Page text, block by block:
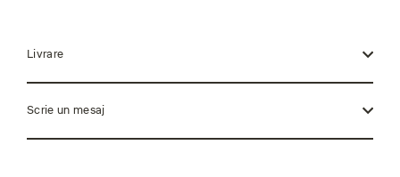
Livrare
Scrie un mesaj